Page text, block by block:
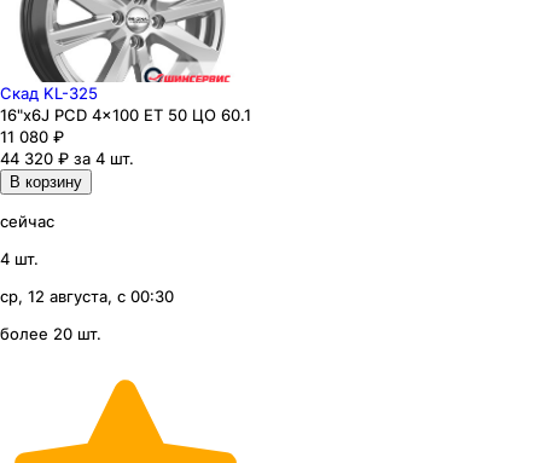
Скад KL-325
16"x6J PCD 4x100 ЕТ 50 ЦО 60.1
11 080 ₽
44 320 ₽ за 4 шт.
В корзину
сейчас
4 шт.
ср, 12 августа, с 00:30
более 20 шт.